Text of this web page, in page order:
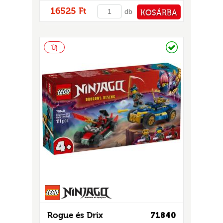
16525 Ft db KOSÁRBA
Új
71840
Rogue és Drix